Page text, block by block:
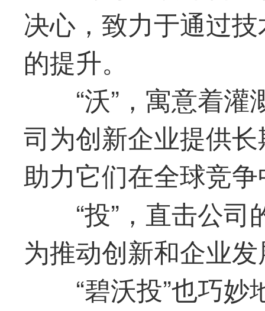
决心，致力于通过
的提升。
“沃”，寓意着
司为创新企业提供
助力它们在全球竞
“投”，直击公
为推动创新和企业
“碧沃投”也巧